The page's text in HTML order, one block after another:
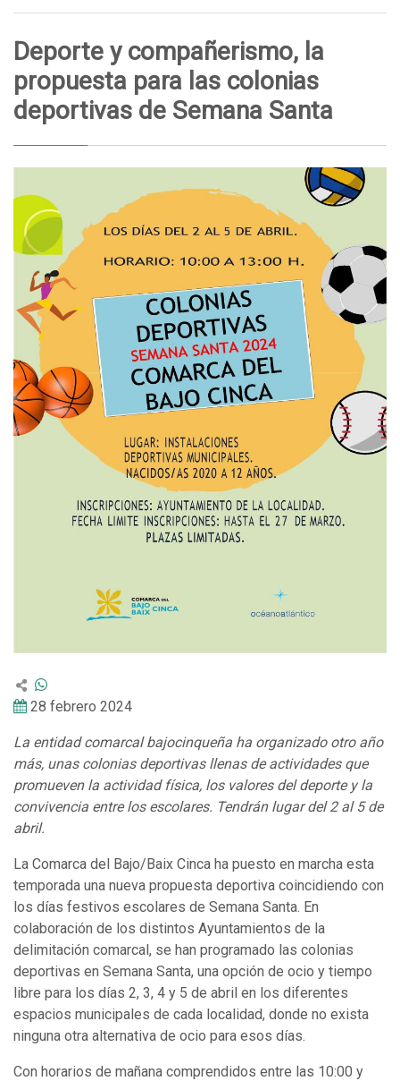
Deporte y compañerismo, la
propuesta para las colonias
deportivas de Semana Santa
28 febrero 2024
La entidad comarcal bajocinqueña ha organizado otro año
más, unas colonias deportivas llenas de actividades que
promueven la actividad física, los valores del deporte y la
convivencia entre los escolares. Tendrán lugar del 2 al 5 de
abril.
La Comarca del Bajo/Baix Cinca ha puesto en marcha esta
temporada una nueva propuesta deportiva coincidiendo con
los días festivos escolares de Semana Santa. En
colaboración de los distintos Ayuntamientos de la
delimitación comarcal, se han programado las colonias
deportivas en Semana Santa, una opción de ocio y tiempo
libre para los días 2, 3, 4 y 5 de abril en los diferentes
espacios municipales de cada localidad, donde no exista
ninguna otra alternativa de ocio para esos días.
Con horarios de mañana comprendidos entre las 10:00 y